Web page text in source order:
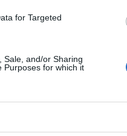
for Targeted
Sale, and/or Sharing
Purposes for which it
placu Zawiszy, który
zapowiadają korektę
środowej kontroli